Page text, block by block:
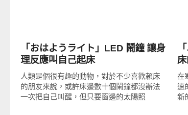
「おはようライト」LED 鬧鐘 讓身
理反應叫自己起床
人類是個很有趣的動物，對於不少喜歡賴床
的朋友來說，或許床邊數十個鬧鐘都沒辦法
一次把自己叫醒，但只要窗邊的太陽照
在
速
新